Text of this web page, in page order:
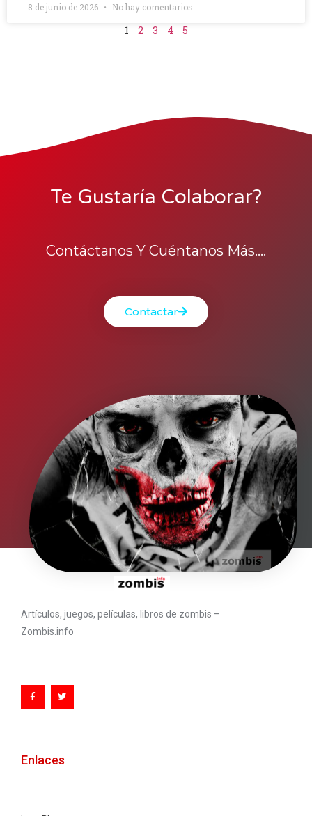
8 de junio de 2026 No hay comentarios
1 2 3 4 5
Te Gustaría Colaborar?
Contáctanos Y Cuéntanos Más....
Contactar
Artículos, juegos, películas, libros de zombis –
Zombis.info
Enlaces